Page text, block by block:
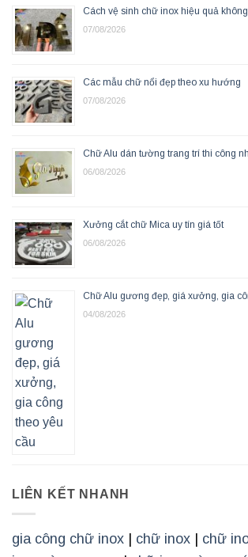
Cách vệ sinh chữ inox hiệu quả
07/08/2026
Các mẫu chữ nổi đẹp theo xu hướng
07/08/2026
Chữ Alu dán tường trang trí thi công
06/08/2026
Xưởng cắt chữ Mica uy tín giá tốt
06/08/2026
Chữ Alu gương đẹp, giá xưởng, gia
04/08/2026
LIÊN KẾT NHANH
gia công chữ inox | chữ inox | chữ